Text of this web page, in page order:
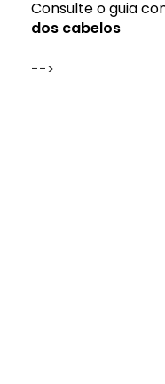
Consulte o guia
dos cabelos
-->